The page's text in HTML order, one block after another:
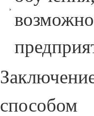
способом